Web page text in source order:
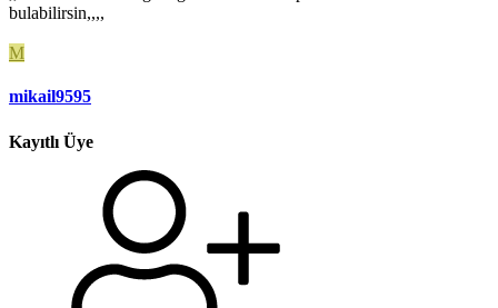
bulabilirsin,,,,
M
mikail9595
Kayıtlı Üye